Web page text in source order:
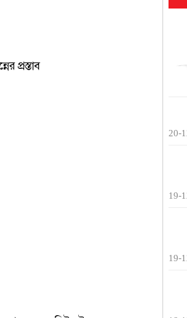
প্রস্তাব
20-
19-
19-